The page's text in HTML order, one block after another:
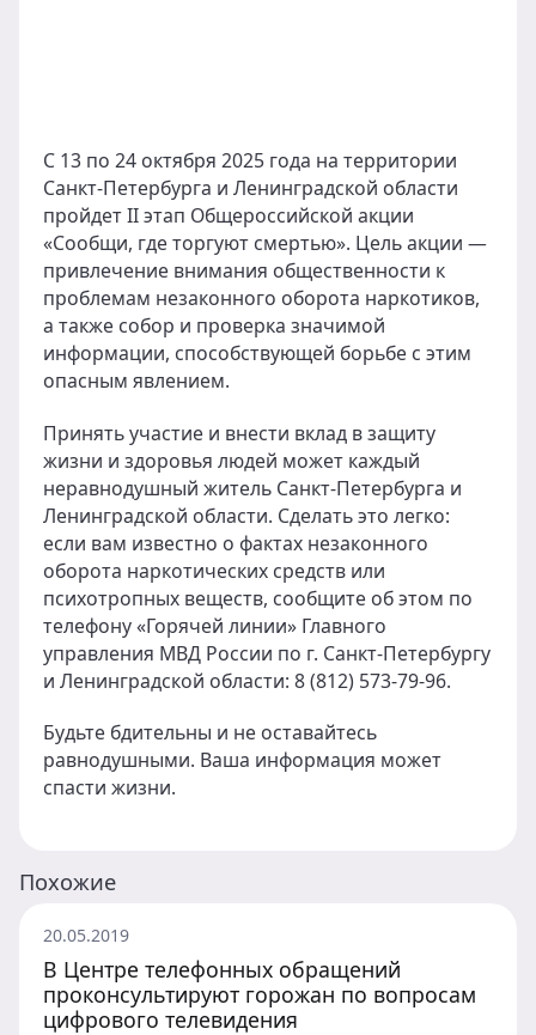
С 13 по 24 октября 2025 года на территории
Санкт-Петербурга и Ленинградской области
пройдет II этап Общероссийской акции
«Сообщи, где торгуют смертью». Цель акции —
привлечение внимания общественности к
проблемам незаконного оборота наркотиков,
а также собор и проверка значимой
информации, способствующей борьбе с этим
опасным явлением.
Принять участие и внести вклад в защиту
жизни и здоровья людей может каждый
неравнодушный житель Санкт-Петербурга и
Ленинградской области. Сделать это легко:
если вам известно о фактах незаконного
оборота наркотических средств или
психотропных веществ, сообщите об этом по
телефону «Горячей линии» Главного
управления МВД России по г. Санкт-Петербургу
и Ленинградской области: 8 (812) 573-79-96.
Будьте бдительны и не оставайтесь
равнодушными. Ваша информация может
спасти жизни.
Похожие
20.05.2019
В Центре телефонных обращений
проконсультируют горожан по вопросам
цифрового телевидения